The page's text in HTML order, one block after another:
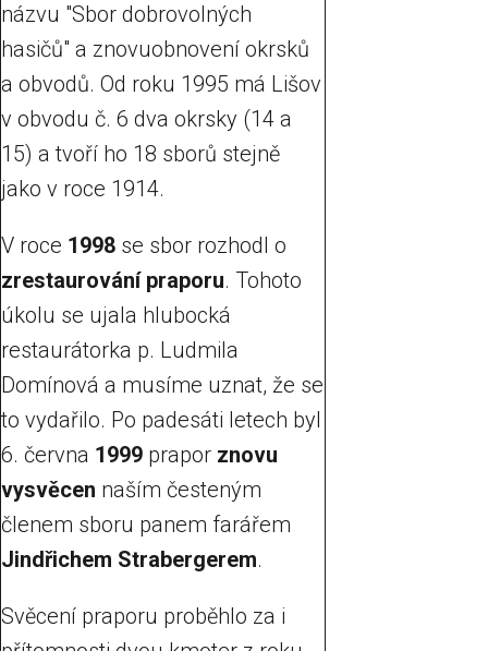
názvu "Sbor dobrovolných
hasičů" a znovuobnovení okrsků
a obvodů. Od roku 1995 má Lišov
v obvodu č. 6 dva okrsky (14 a
15) a tvoří ho 18 sborů stejně
jako v roce 1914.
V roce 1998 se sbor rozhodl o
zrestaurování praporu. Tohoto
úkolu se ujala hlubocká
restaurátorka p. Ludmila
Domínová a musíme uznat, že se
to vydařilo. Po padesáti letech byl
6. června 1999 prapor znovu
vysvěcen naším česteným
členem sboru panem farářem
Jindřichem Strabergerem.
Svěcení praporu proběhlo za i